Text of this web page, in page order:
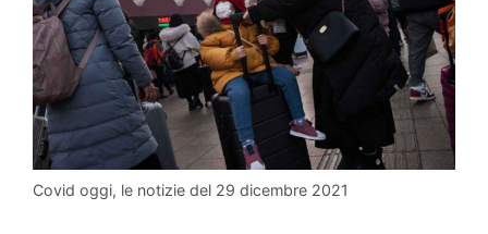
Covid oggi, le notizie del 29 dicembre 2021